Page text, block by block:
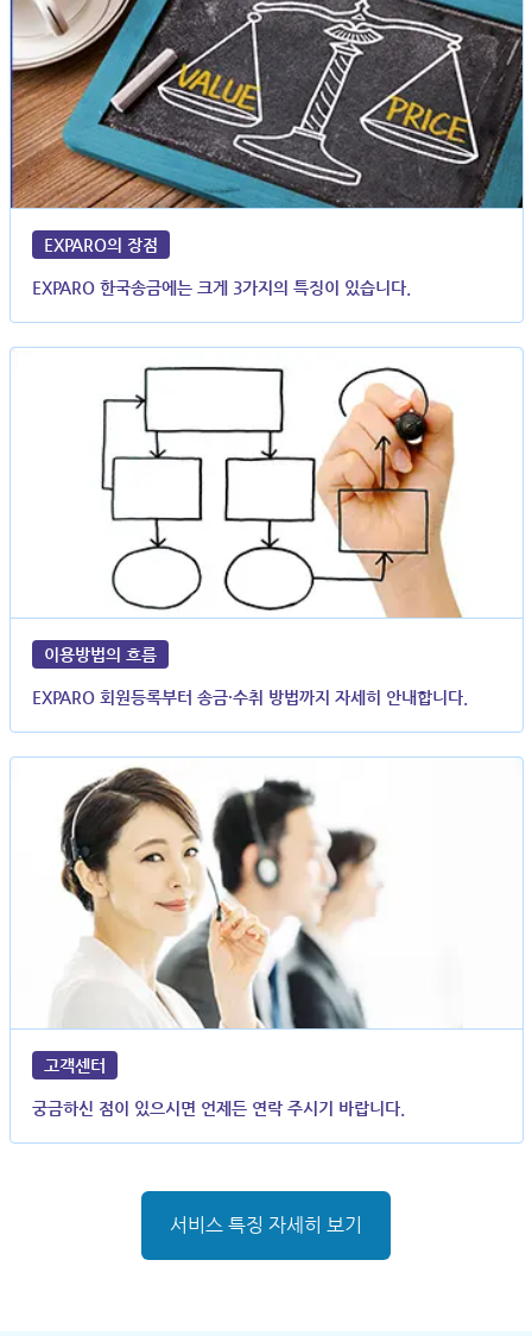
EXPARO의 장점
EXPARO 한국송금에는 크게 3가지의 특징이 있습니다.
이용방법의 흐름
EXPARO 회원등록부터 송금·수취 방법까지 자세히 안내합니다.
고객센터
궁금하신 점이 있으시면 언제든 연락 주시기 바랍니다.
서비스 특징 자세히 보기